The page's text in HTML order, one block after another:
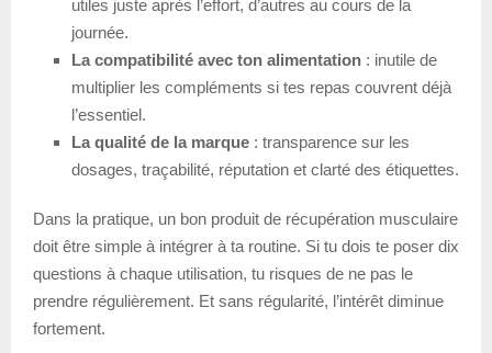
utiles juste après l’effort, d’autres au cours de la
journée.
La compatibilité avec ton alimentation : inutile de
multiplier les compléments si tes repas couvrent déjà
l’essentiel.
La qualité de la marque : transparence sur les
dosages, traçabilité, réputation et clarté des étiquettes.
Dans la pratique, un bon produit de récupération musculaire
doit être simple à intégrer à ta routine. Si tu dois te poser dix
questions à chaque utilisation, tu risques de ne pas le
prendre régulièrement. Et sans régularité, l’intérêt diminue
fortement.